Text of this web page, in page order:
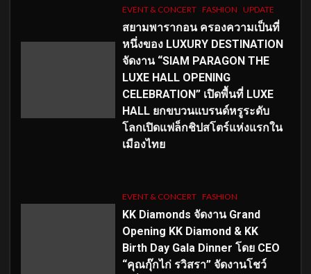
EVENT & CONCERT FASHION UPDATE
สยามพารากอน ครองความเป็นที่
หนึ่งของ LUXURY DESTINATION
จัดงาน “SIAM PARAGON THE
LUXE HALL OPENING
CELEBRATION” เปิดพื้นที่ LUXE
HALL ยกขบวนแบรนด์หรูระดับ
โลกเปิดแฟล็กชิปสโตร์แห่งแรกใน
เมืองไทย
EVENT & CONCERT FASHION
KK Diamonds จัดงาน Grand
Opening KK Diamond & KK
Birth Day Gala Dinner โดย CEO
“คุณกุ๊กไก่ รวิสรา” จัดงานโชว์